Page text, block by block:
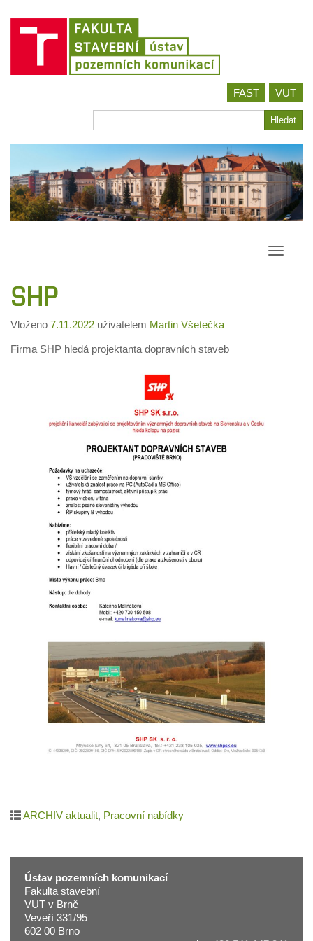
FAST
VUT
Hledat
SHP
Vloženo 7.11.2022 uživatelem Martin Všetečka
Firma SHP hledá projektanta dopravních staveb
ARCHIV aktualit, Pracovní nabídky
Ústav pozemních komunikací
Fakulta stavební
VUT v Brně
Veveří 331/95
602 00 Brno